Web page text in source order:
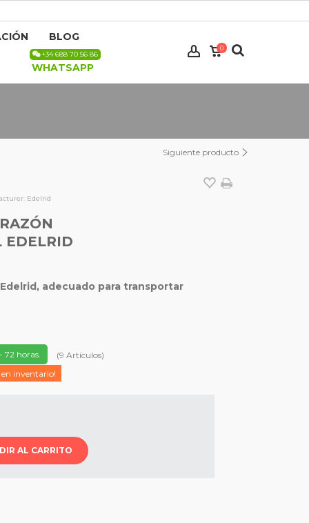
BLOG
WHATSAPP
+34 688 70 56 86
0
Siguiente producto
Edelrid
EDELRID
adecuado para transportar
72 horas. (9 Artículos)
inventario!
AL CARRITO